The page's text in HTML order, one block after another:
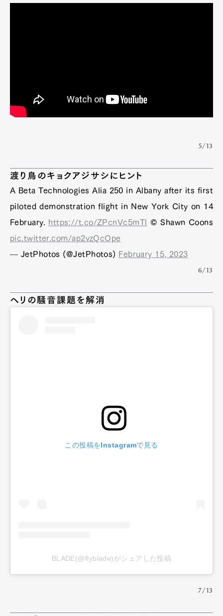
5/13
渡り鳥のキョクアジサシにヒント
A Beta Technologies Alia 250 in Albany after its first
piloted demonstration flight in New York City on 14
February. https://t.co/ZPcnVc5mTl © Shawn Coons
pic.twitter.com/ap2vzQcOpe
— JetPhotos (@JetPhotos) February 15, 2023
6/13
ヘリの騒音課題を解消
この投稿をInstagramで見る
BLADE(@flyblade)がシェアした投稿
7/13